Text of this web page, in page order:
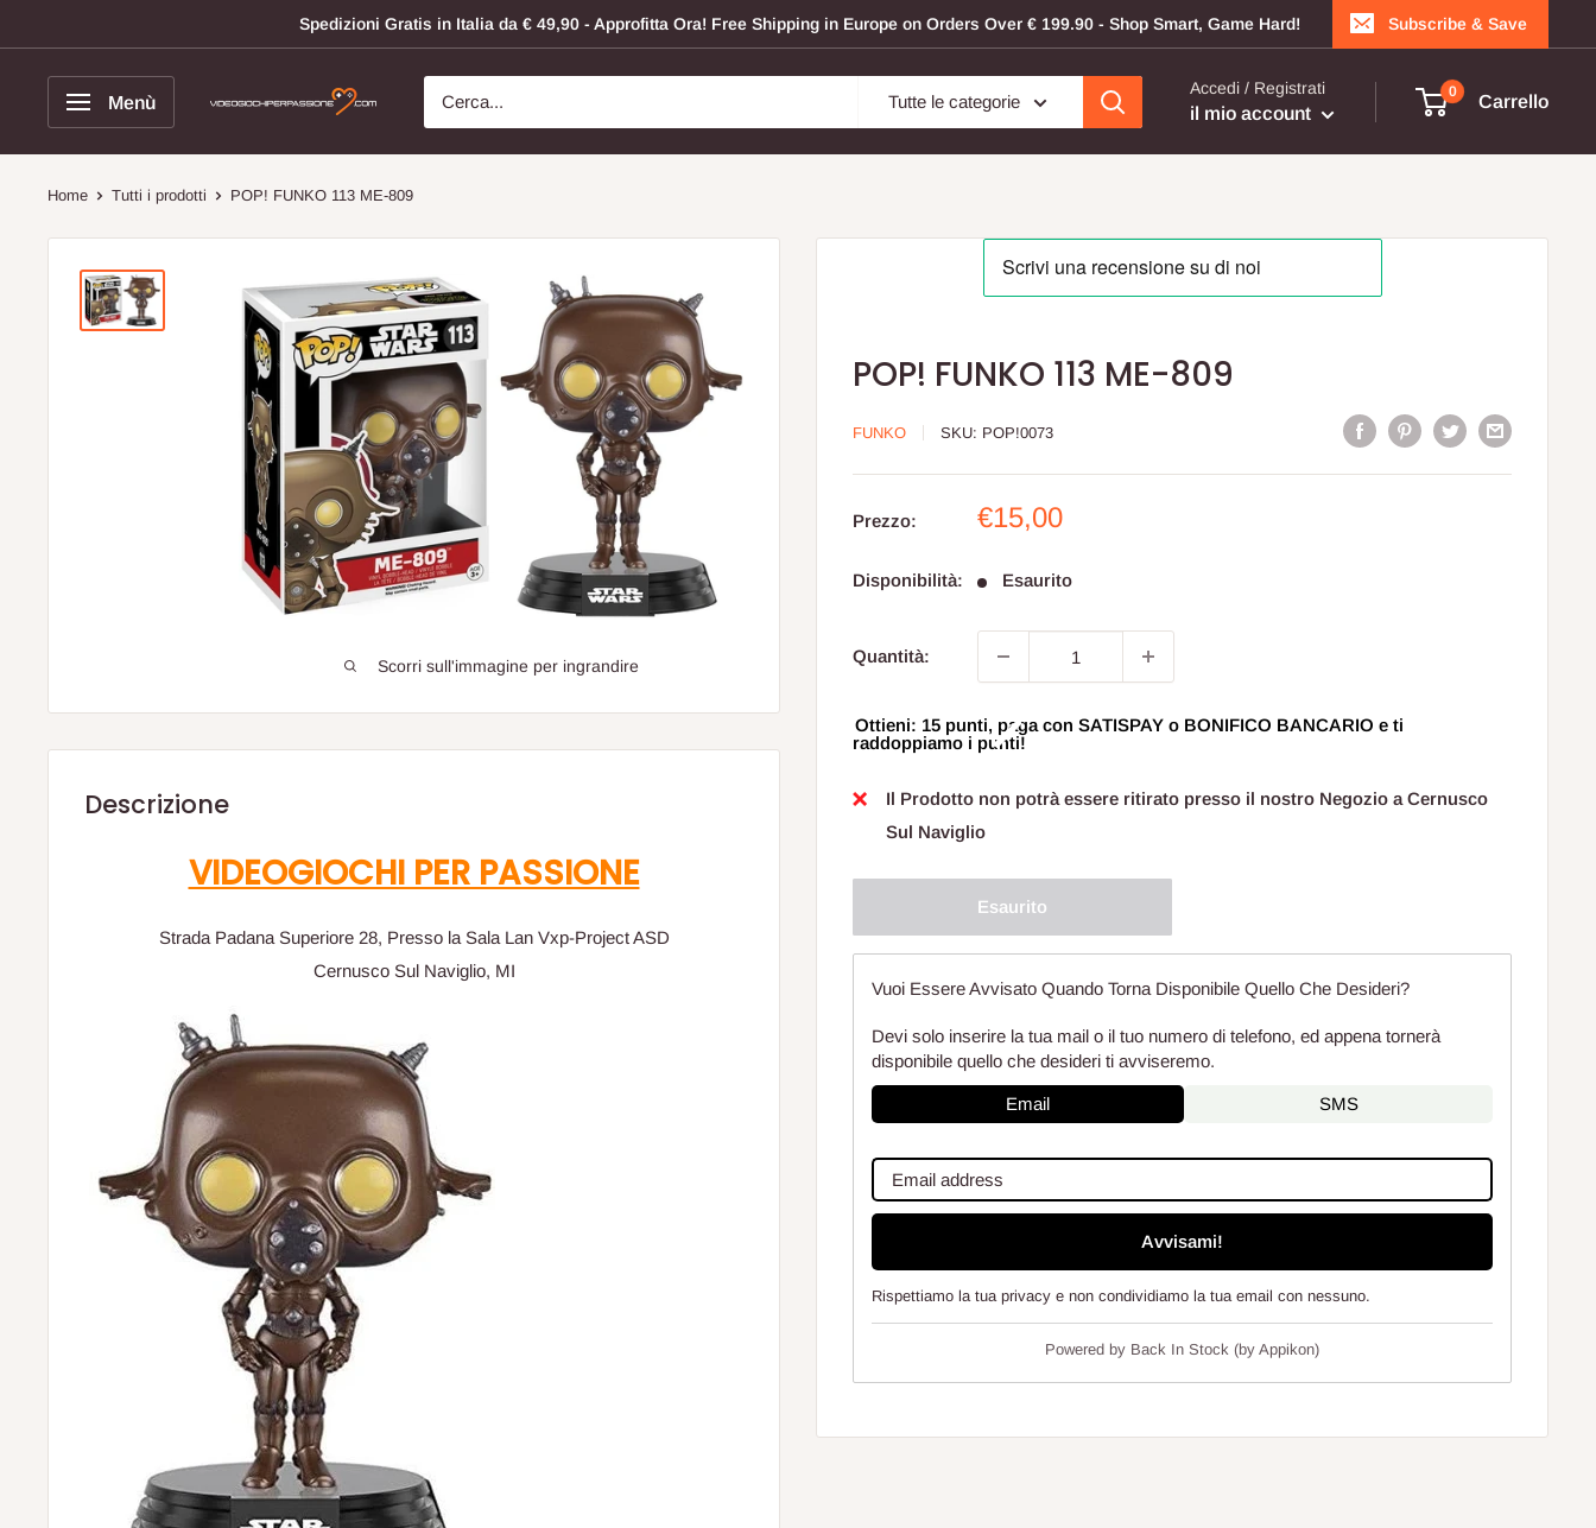
al
contenuto
Spedizioni Gratis in Italia da € 49,90 - Approfitta Ora! Free Shipping in Europe on Orders Over € 199.90 - Shop Smart, Game Hard! Subscribe & Save
Menù
Videogiochi
Tutte le categorie
Accedi / Registrati
il mio account
0
Carrello
Home Tutti i prodotti POP! FUNKO 113 ME-809
Scorri sull'immagine per ingrandire
POP! FUNKO 113 ME-809
FUNKO SKU: POP!0073
Prezzo:
Prezzo
€15,00
Disponibilità: Esaurito
Quantità:
Ottieni: 15 punti, paga con SATISPAY o BONIFICO BANCARIO e ti
raddoppiamo i punti!
Il Prodotto non potrà essere ritirato presso il nostro Negozio a Cernusco
Sul Naviglio
Esaurito
Vuoi Essere Avvisato Quando Torna Disponibile Quello Che Desideri?
Devi solo inserire la tua mail o il tuo numero di telefono, ed appena tornerà
disponibile quello che desideri ti avviseremo.
Email SMS
Avvisami!
Rispettiamo la tua privacy e non condividiamo la tua email con nessuno.
Powered by Back In Stock (by Appikon)
Descrizione
VIDEOGIOCHI PER PASSIONE
Strada Padana Superiore 28, Presso la Sala Lan Vxp-Project ASD
Cernusco Sul Naviglio, MI